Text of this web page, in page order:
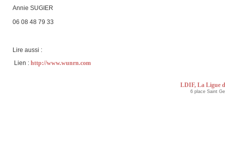
Annie SUGIER
06 08 48 79 33
Lire aussi :
Lien : http://www.wunrn.com
LDIF, La Ligue
6 place Saint